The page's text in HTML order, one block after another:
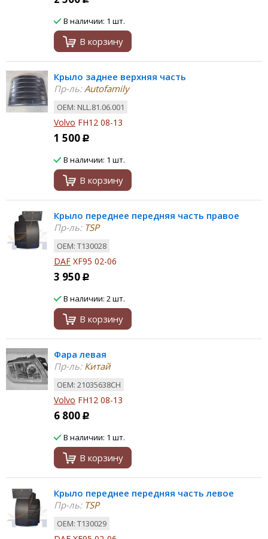
В наличии: 1 шт.
В корзину
Крыло заднее верхняя часть
Пр-ль:Autofamily
ОЕМ: NLL.81.06.001
Volvo FH12 08-13
1 500 Р
В наличии: 1 шт.
В корзину
Крыло переднее передняя часть правое
Пр-ль:TSP
ОЕМ: T130028
DAF XF95 02-06
3 950 Р
В наличии: 2 шт.
В корзину
Фара левая
Пр-ль:Китай
ОЕМ: 21035638CH
Volvo FH12 08-13
6 800 Р
В наличии: 1 шт.
В корзину
Крыло переднее передняя часть левое
Пр-ль:TSP
ОЕМ: T130029